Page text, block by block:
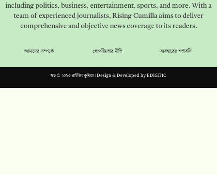
including politics, business, entertainment, sports, and more. With a
team of experienced journalists, Rising Cumilla aims to deliver
comprehensive and objective news coverage to its readers.
আমাদের সম্পর্কে গোপনীয়তার নীতি ব্যবহারের শর্তাবলি
স্বত্ব © ২০২৩ রাইজিং কুমিল্লা। Design & Developed byBDIGITIC